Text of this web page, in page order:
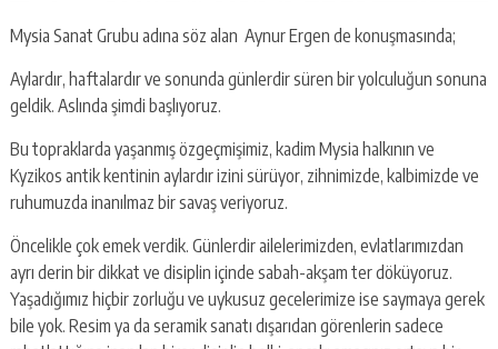
Mysia Sanat Grubu adına söz alan Aynur Ergen de konuşmasında;
Aylardır, haftalardır ve sonunda günlerdir süren bir yolculuğun sonuna
geldik. Aslında şimdi başlıyoruz.
Bu topraklarda yaşanmış özgeçmişimiz, kadim Mysia halkının ve
Kyzikos antik kentinin aylardır izini sürüyor, zihnimizde, kalbimizde ve
ruhumuzda inanılmaz bir savaş veriyoruz.
Öncelikle çok emek verdik. Günlerdir ailelerimizden, evlatlarımızdan
ayrı derin bir dikkat ve disiplin içinde sabah-akşam ter döküyoruz.
Yaşadığımız hiçbir zorluğu ve uykusuz gecelerimize ise saymaya gerek
bile yok. Resim ya da seramik sanatı dışarıdan görenlerin sadece